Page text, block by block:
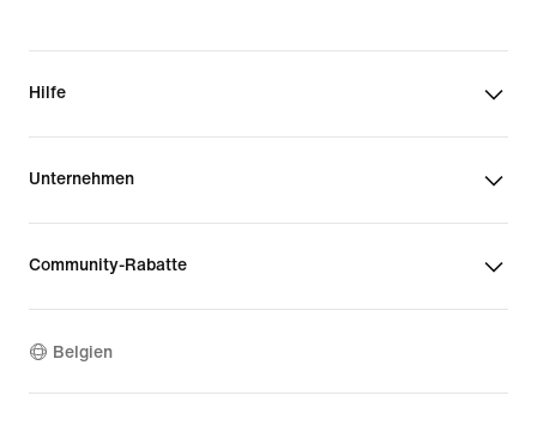
Hilfe
Unternehmen
Community-Rabatte
Belgien